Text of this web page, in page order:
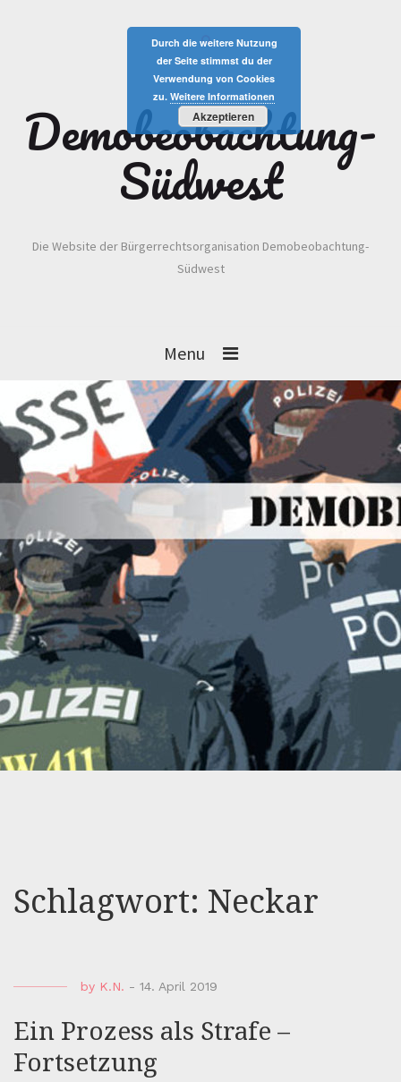
Demobeobachtung-
Südwest
Die Website der Bürgerrechtsorganisation Demobeobachtung-
Südwest
Menu
Schlagwort: Neckar
by K.N. - 14. April 2019
Ein Prozess als Strafe –
Fortsetzung
Durch die weitere Nutzung
der Seite stimmst du der
Verwendung von Cookies
zu. Weitere Informationen
Akzeptieren